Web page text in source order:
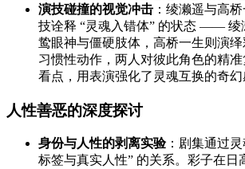
演技碰撞的视觉冲击 ：绫濑遥与高
技诠释 “灵魂入错体” 的状态 —— 绫
鸷眼神与僵硬肢体，高桥一生则演
习惯性动作，两人对彼此角色的精
看点，用表演强化了灵魂互换的奇幻
人性善恶的深度探讨
身份与人性的剥离实验：剧集通过
标签与真实人性” 的关系。彩子在日